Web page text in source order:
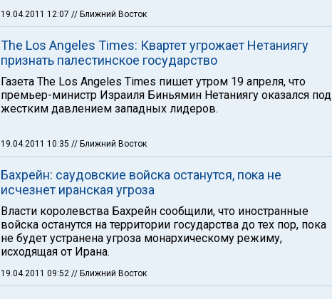
19.04.2011 12:07 // Ближний Восток
The Los Angeles Times: Квартет угрожает Нетаниягу
признать палестинское государство
Газета The Los Angeles Times пишет утром 19 апреля, что
премьер-министр Израиля Биньямин Нетаниягу оказался под
жестким давлением западных лидеров.
19.04.2011 10:35 // Ближний Восток
Бахрейн: саудовские войска останутся, пока не
исчезнет иранская угроза
Власти королевства Бахрейн сообщили, что иностранные
войска останутся на территории государства до тех пор, пока
не будет устранена угроза монархическому режиму,
исходящая от Ирана.
19.04.2011 09:52 // Ближний Восток